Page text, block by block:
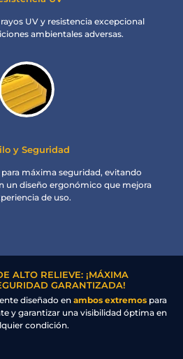
UV y resistencia excepcional
ambientales adversas.
y Seguridad
máxima seguridad, evitando
un diseño ergonómico que mejora
de uso.
ALTO RELIEVE: ¡MÁXIMA
GARANTIZADA!
diseñado enambos extremos para
y garantizar una visibilidad óptima en
condición.